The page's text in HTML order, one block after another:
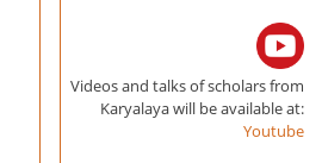
Videos and talks of scholars from
Karyalaya will be available at:
Youtube